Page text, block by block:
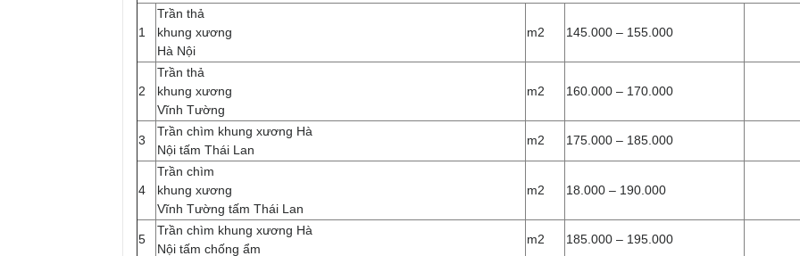
1
Trần thả
khung xương
Hà Nội
m2 145.000 – 155.000
2
Trần thả
khung xương
Vĩnh Tường
m2 160.000 – 170.000
3
Trần chìm khung xương Hà
Nội tấm Thái Lan
m2 175.000 – 185.000
4
Trần chìm
khung xương
Vĩnh Tường tấm Thái Lan
m2 18.000 – 190.000
5
Trần chìm khung xương Hà
Nội tấm chống ẩm
m2 185.000 – 195.000